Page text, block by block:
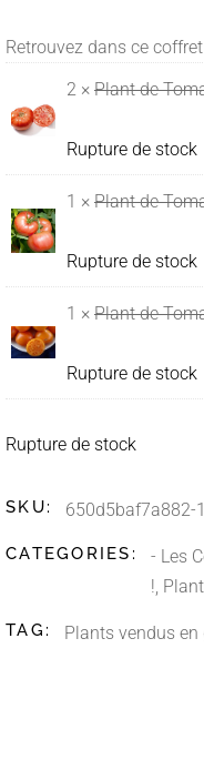
Retrouvez dans ce
2 × Plant de
Rupture de stock
1 × Plant de
Rupture de stock
1 × Plant de
Rupture de stock
Rupture de stock
SKU: 650d5baf7a882-1
CATEGORIES: - Les
!,
TAG: Plants vendus